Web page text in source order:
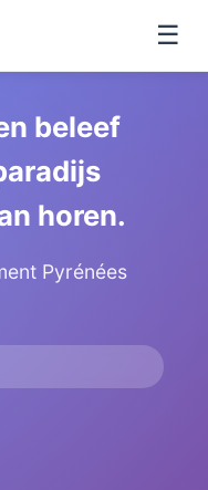
☰
beleef
horen.
Pyrénées